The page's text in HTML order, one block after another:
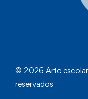
© 2026 Arte
reservados